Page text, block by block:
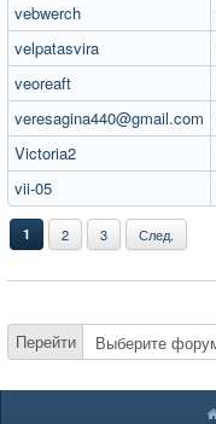
vebwerch
velpatasvira
veoreaft
veresagina440@gmail.com
Victoria2
vii-05
1 2 3 След.
Перейти